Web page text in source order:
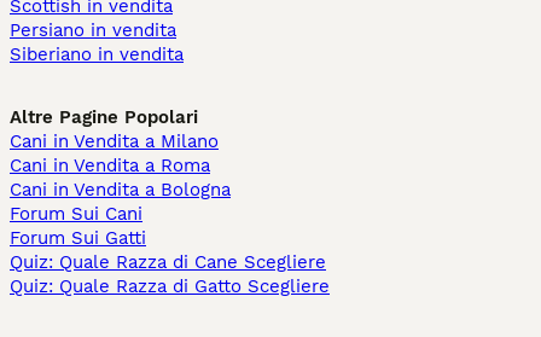
Scottish in vendita
Persiano in vendita
Siberiano in vendita
Altre Pagine Popolari
Cani in Vendita a Milano
Cani in Vendita a Roma
Cani in Vendita a Bologna
Forum Sui Cani
Forum Sui Gatti
Quiz: Quale Razza di Cane Scegliere
Quiz: Quale Razza di Gatto Scegliere